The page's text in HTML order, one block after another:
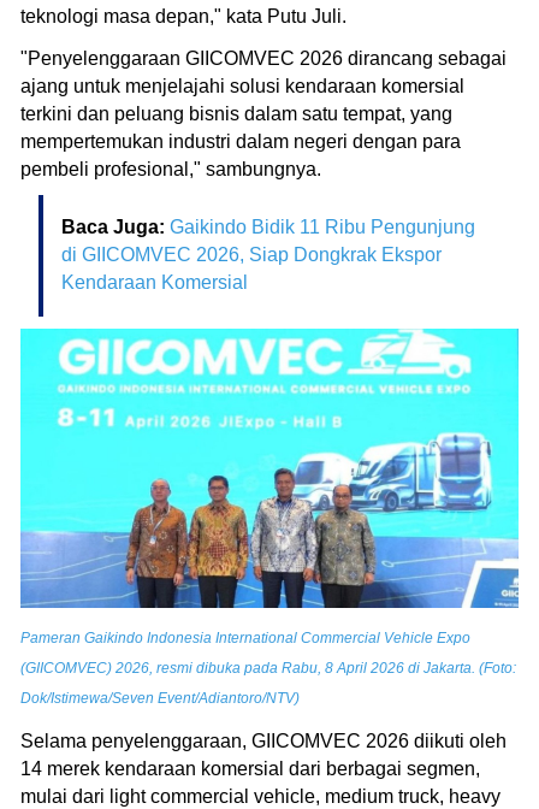
teknologi masa depan," kata Putu Juli.
"Penyelenggaraan GIICOMVEC 2026 dirancang sebagai
ajang untuk menjelajahi solusi kendaraan komersial
terkini dan peluang bisnis dalam satu tempat, yang
mempertemukan industri dalam negeri dengan para
pembeli profesional," sambungnya.
Baca Juga: Gaikindo Bidik 11 Ribu Pengunjung
di GIICOMVEC 2026, Siap Dongkrak Ekspor
Kendaraan Komersial
Pameran Gaikindo Indonesia International Commercial Vehicle Expo
(GIICOMVEC) 2026, resmi dibuka pada Rabu, 8 April 2026 di Jakarta. (Foto:
Dok/Istimewa/Seven Event/Adiantoro/NTV)
Selama penyelenggaraan, GIICOMVEC 2026 diikuti oleh
14 merek kendaraan komersial dari berbagai segmen,
mulai dari light commercial vehicle, medium truck, heavy